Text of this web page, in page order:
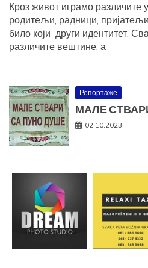
Кроз живот играмо различите
родитељи, радници,
било који други идентитет.
различите вештине, а
Репортаже
МАЛЕ
02.10.2023.